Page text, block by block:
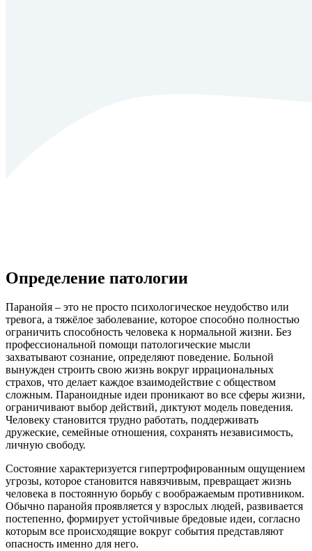
Определение патологии
Паранойя – это не просто психологическое неудобство или
тревога, а тяжёлое заболевание, которое способно полностью
ограничить способность человека к нормальной жизни. Без
профессиональной помощи патологические мысли
захватывают сознание, определяют поведение. Больной
вынужден строить свою жизнь вокруг иррациональных
страхов, что делает каждое взаимодействие с обществом
сложным. Параноидные идеи проникают во все сферы жизни,
ограничивают выбор действий, диктуют модель поведения.
Человеку становится трудно работать, поддерживать
дружеские, семейные отношения, сохранять независимость,
личную свободу.
Состояние характеризуется гипертрофированным ощущением
угрозы, которое становится навязчивым, превращает жизнь
человека в постоянную борьбу с воображаемым противником.
Обычно паранойя проявляется у взрослых людей, развивается
постепенно, формирует устойчивые бредовые идеи, согласно
которым все происходящие вокруг события представляют
опасность именно для него.